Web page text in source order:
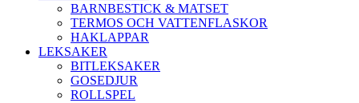
BARNBESTICK & MATSET
TERMOS OCH VATTENFLASKOR
HAKLAPPAR
LEKSAKER
BITLEKSAKER
GOSEDJUR
ROLLSPEL